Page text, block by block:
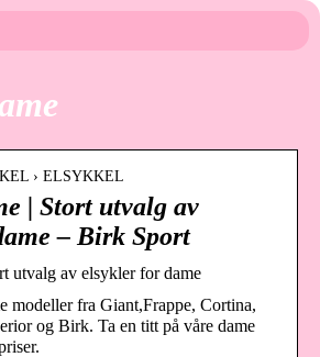
› ELSYKKEL
| Stort utvalg av
– Birk Sport
utvalg av elsykler for dame
modeller fra Giant,Frappe, Cortina,
og Birk. Ta en titt på våre dame